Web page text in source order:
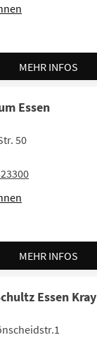
MEHR INFOS
Essen
50
MEHR INFOS
Essen Kray